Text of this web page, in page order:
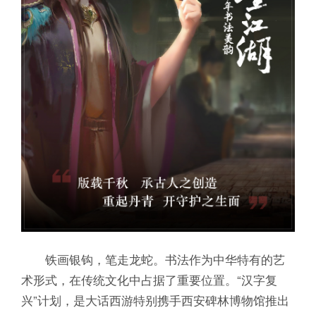
铁画银钩，笔走龙蛇。书法作为中华特有的艺
术形式，在传统文化中占据了重要位置。“汉字复
兴”计划，是大话西游特别携手西安碑林博物馆推出